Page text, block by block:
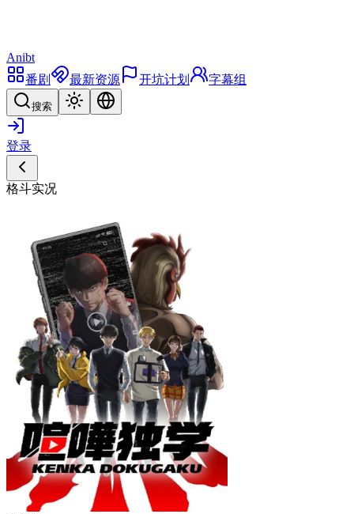
Anibt
番剧
最新资源 开坑计划 字幕组
搜索
登录
格斗实况